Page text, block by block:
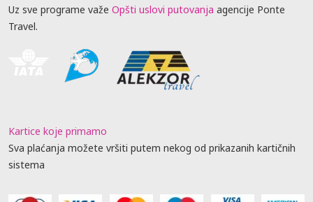
Uz sve programe važe Opšti uslovi putovanja agencije Ponte
Travel.
Kartice koje primamo
Sva plaćanja možete vršiti putem nekog od prikazanih kartičnih
sistema